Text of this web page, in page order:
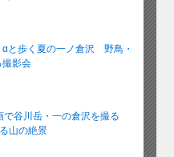
αと歩く夏の一ノ倉沢 野鳥・
撮影会
で谷川岳・一の倉沢を撮る
山の絶景